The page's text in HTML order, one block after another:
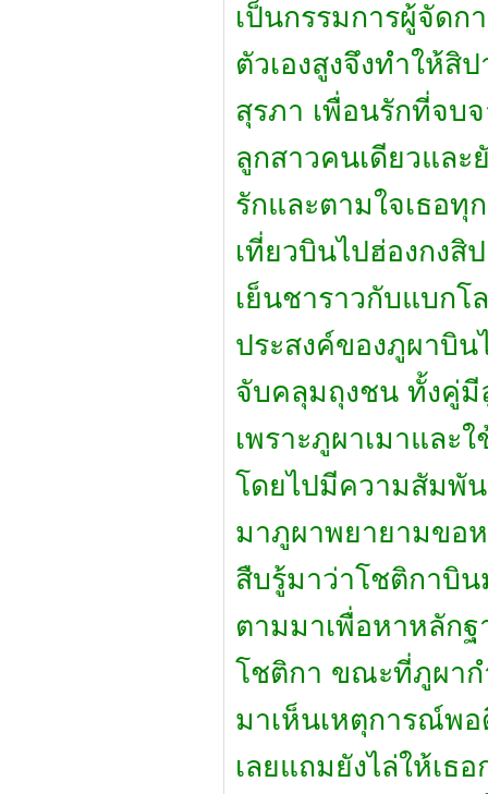
เป็นกรรมการผู้จัดก
ตัวเองสูงจึงทำให้สิ
สุรภา เพื่อนรักที่จบ
ลูกสาวคนเดียวและ
รักและตามใจเธอ
เที่ยวบินไปฮ่องกงสิ
เย็นชาราวกับแบกโ
ประสงค์ของภูผาบิน
จับคลุมถุงชน ทั้งคู่มี
เพราะภูผาเมาและ
โดยไปมีความสัมพั
มาภูผาพยายามขอ
สืบรู้มาว่าโชติกาบิน
ตามมาเพื่อหาหลัก
โชติกา ขณะที่ภูผาก
มาเห็นเหตุการณ์พ
เลยแถมยังไล่ให้เธ